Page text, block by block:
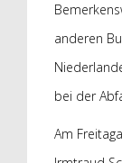
anderen
bei der
Am